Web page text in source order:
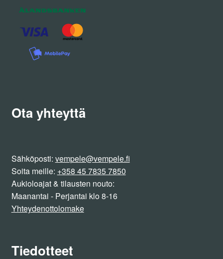
Ota yhteyttä
Sähköposti: vempele@vempele.fi
Soita meille: +358 45 7835 7850
Aukioloajat & tilausten nouto:
Maanantai - Perjantai klo 8-16
Yhteydenottolomake
Tiedotteet